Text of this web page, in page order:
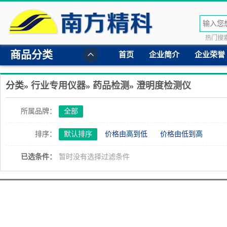
热门搜
商品分类 首页 企业简介 企业荣誉
分类» 行业专用仪器» 药品检测 » 澄明度检测仪
所属品牌： 全部
排序： 默认排序 价格由高到低 价格由低到高
已选条件： 暂时没有选择过滤条件